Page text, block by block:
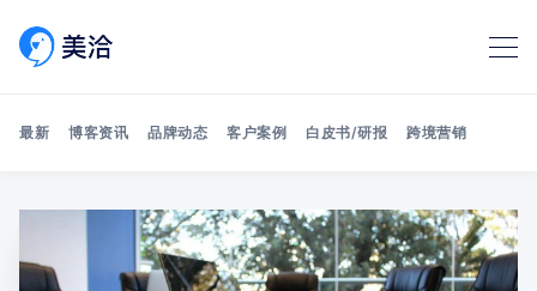
Search 美洽博客
最新 博客资讯 品牌动态 客户案例 白皮书/研报 跨境营销